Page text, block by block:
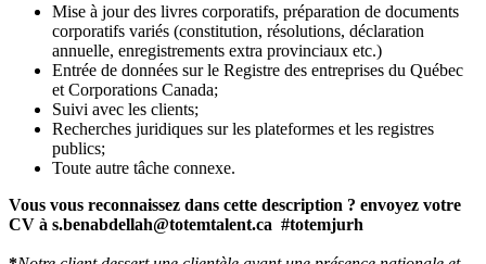
Mise à jour des livres corporatifs, préparation de documents
corporatifs variés (constitution, résolutions, déclaration
annuelle, enregistrements extra provinciaux etc.)
Entrée de données sur le Registre des entreprises du Québec
et Corporations Canada;
Suivi avec les clients;
Recherches juridiques sur les plateformes et les registres
publics;
Toute autre tâche connexe.
Vous vous reconnaissez dans cette description ? envoyez votre
CV à s.benabdellah@totemtalent.ca #totemjurh